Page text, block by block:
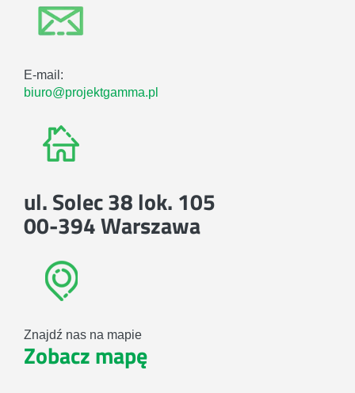
E-mail:
biuro@projektgamma.pl
ul. Solec 38 lok. 105
00-394 Warszawa
Znajdź nas na mapie
Zobacz mapę